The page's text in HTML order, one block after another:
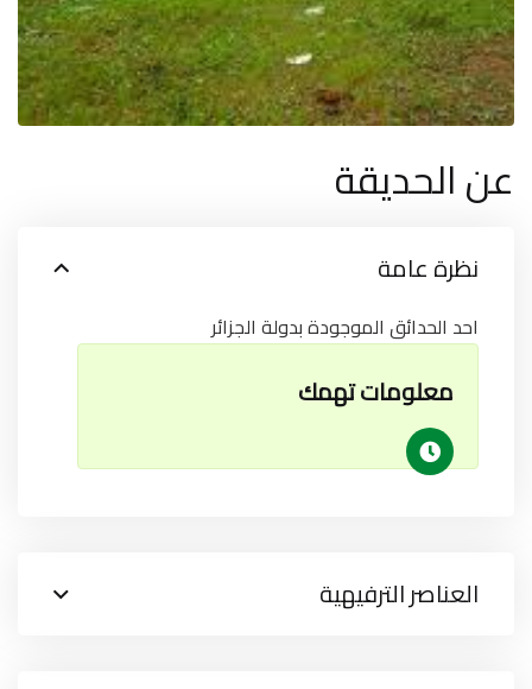
عن الحديقة
نظرة عامة
احد الحدائق الموجودة بدولة الجزائر
معلومات تهمك
العناصر الترفيهية